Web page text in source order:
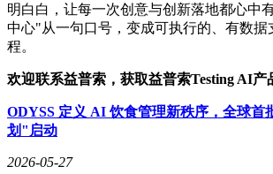
明白白，让每一次创意与创新落地都心中
中心"从一句口号，变成可执行的、有数据
程。
欢迎联系益普索，获取益普索Testing AI产
ODYSS 定义 AI 饮食管理新秩序，全球首
划"启动
2026-05-27